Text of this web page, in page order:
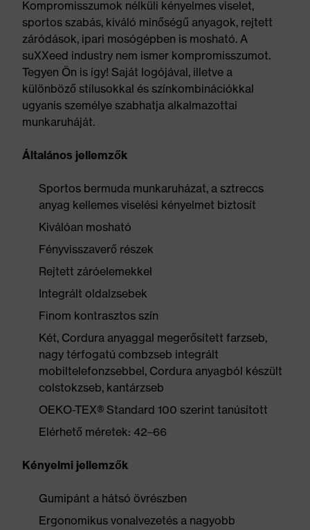
Kompromisszumok nélküli kényelmes viselet,
sportos szabás, kiváló minőségű anyagok, rejtett
záródások, ipari mosógépben is mosható. A
suXXeed industry nem ismer kompromisszumot.
Tegyen Ön is így! Saját logójával, illetve a
különböző stílusokkal és színkombinációkkal
ugyanis személye szabhatja alkalmazottai
munkaruháját.
Általános jellemzők
Sportos bermuda munkaruházat, a sztreccs
anyag kellemes viselési kényelmet biztosít
Kiválóan mosható
Fényvisszaverő részek
Rejtett záróelemekkel
Integrált oldalzsebek
Finom kontrasztos szín
Két, Cordura anyaggal megerősített farzseb,
nagy térfogatú combzseb integrált
mobiltelefonzsebbel, Cordura anyagból készült
colstokzseb, kantárzseb
OEKO-TEX® Standard 100 szerint tanúsított
Elérhető méretek: 42–66
Kényelmi jellemzők
Gumipánt a hátsó övrészben
Ergonomikus vonalvezetés a nagyobb